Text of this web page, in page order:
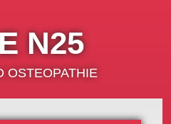
N25
OSTEOPATHIE